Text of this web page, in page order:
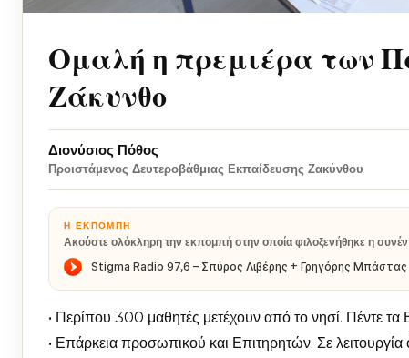
Ομαλή η πρεμιέρα των
Ζάκυνθο
Διονύσιος Πόθος
Προιστάμενος Δευτεροβάθμιας Εκπαίδευσης Ζακύνθου
Η ΕΚΠΟΜΠΉ
Ακούστε ολόκληρη την εκπομπή στην οποία φιλοξενήθηκε η
• Περίπου 300 μαθητές μετέχουν από το νησί. Πέντε τα
• Επάρκεια προσωπικού και Επιτηρητών. Σε